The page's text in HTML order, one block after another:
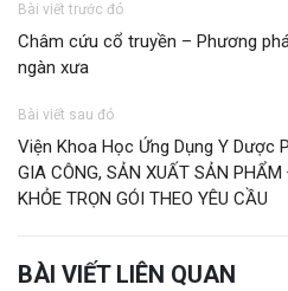
Bài viết trước đó
Châm cứu cổ truyền – Phương
ngàn xưa
Bài viết sau đó
Viện Khoa Học Ứng Dụng Y
GIA CÔNG, SẢN XUẤT SẢN
KHỎE TRỌN GÓI THEO YÊU CẦU
BÀI VIẾT LIÊN QUAN